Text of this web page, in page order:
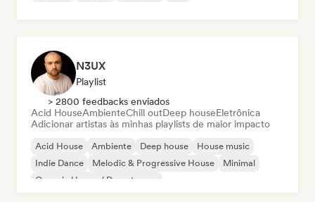
N3UX
Playlist
> 2800 feedbacks enviados
Acid HouseAmbienteChill outDeep houseEletrônica
Adicionar artistas às minhas playlists de maior impacto
Acid House Ambiente Deep house
House music
Indie Dance
Melodic & Progressive House
Minimal
Organic House / Downtempo